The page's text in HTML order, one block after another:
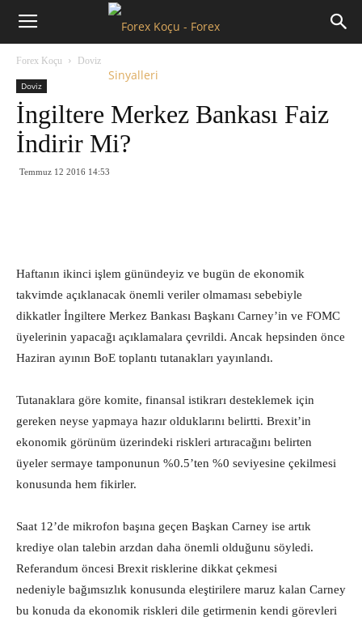
Forex
Forex Koçu Doviz
Doviz
İngiltere Merkez Bankası Faiz
İndirir Mi?
Temmuz 12 2016 14:53
Haftanın ikinci işlem günündeyiz ve bugün de ekonomik
takvimde açıklanacak önemli veriler olmaması sebebiyle
dikkatler İngiltere Merkez Bankası Başkanı Carney’in ve FOMC
üyelerinin yapacağı açıklamalara çevrildi. Ancak hepsinden önce
Haziran ayının BoE toplantı tutanakları yayınlandı.
Tutanaklara göre komite, finansal istikrarı desteklemek için
gereken neyse yapmaya hazır olduklarını belirtti. Brexit’in
ekonomik görünüm üzerindeki riskleri artıracağını belirten
üyeler sermaye tamponunun %0.5’ten %0 seviyesine çekilmesi
konusunda hem fikirler.
Saat 12’de mikrofon başına geçen Başkan Carney ise artık
krediye olan talebin arzdan daha önemli olduğunu söyledi.
Referandum öncesi Brexit risklerine dikkat çekmesi
nedeniyle bağımsızlık konusunda eleştirilere maruz kalan Carney
bu konuda da ekonomik riskleri dile getirmenin kendi görevleri